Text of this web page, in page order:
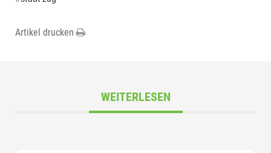
Artikel drucken
WEITERLESEN